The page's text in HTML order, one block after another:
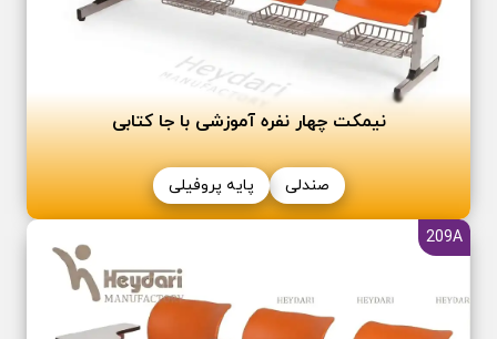
نیمکت چهار نفره آموزشی با جا کتابی
صندلی پایه پروفیلی
209A